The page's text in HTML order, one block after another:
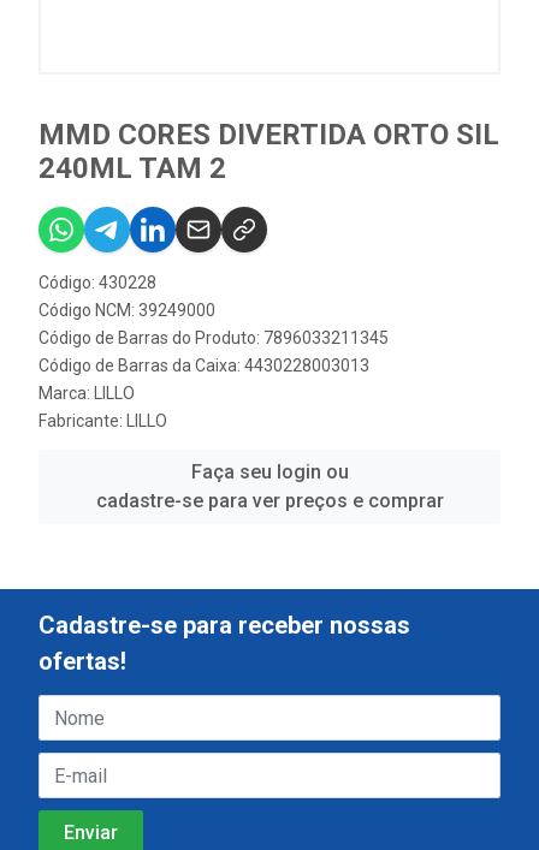
MMD CORES DIVERTIDA ORTO SIL
240ML TAM 2
Código: 430228
Código NCM: 39249000
Código de Barras do Produto: 7896033211345
Código de Barras da Caixa: 4430228003013
Marca:
LILLO
Fabricante:
LILLO
Faça seu login ou
cadastre-se para ver preços e comprar
Cadastre-se para receber nossas
ofertas!